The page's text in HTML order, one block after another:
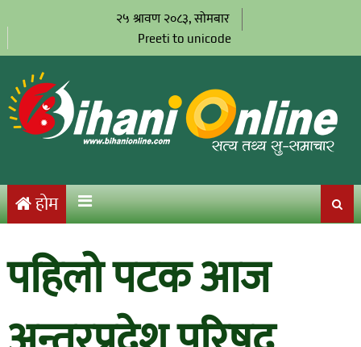
२५ श्रावण २०८३, सोमबार
Preeti to unicode
होम
पहिलो पटक आज